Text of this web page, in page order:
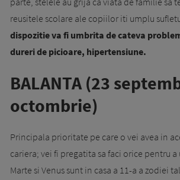
reusitele scolare ale copiilor iti umplu
dispozitie va fi umbrita de cateva
dureri de picioare, hipertensiune.
BALANTA (23
octombrie)
Principala prioritate pe care o vei avea in
cariera; vei fi pregatita sa faci orice pentru a
Marte si Venus sunt in casa a 11-a a zodiei